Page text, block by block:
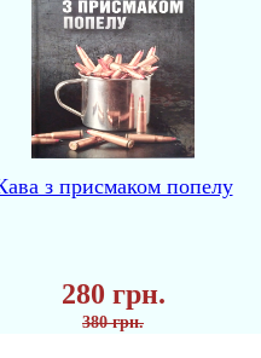
з присмаком попелу
280 грн.
380 грн.